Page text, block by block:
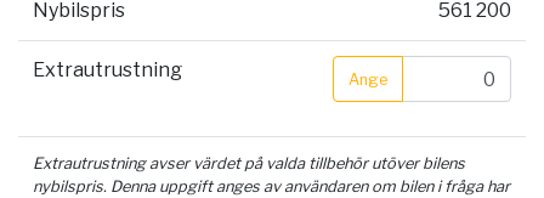
Nybilspris 561 200
Extrautrustning Ange
Extrautrustning avser värdet på valda tillbehör utöver bilens
nybilspris. Denna uppgift anges av användaren om bilen i fråga har